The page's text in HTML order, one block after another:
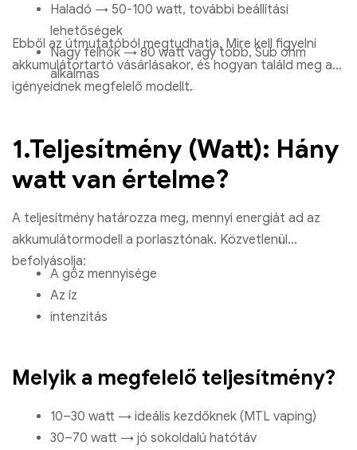
Haladó → 50-100 watt, további beállítási
lehetőségek
Nagy felhők → 80 watt vagy több, Sub ohm
alkalmas
Ebből az útmutatóból megtudhatja, Mire kell figyelni
akkumulátortartó vásárlásakor, és hogyan találd meg az
igényeidnek megfelelő modellt.
1.Teljesítmény (Watt): Hány
watt van értelme?
A teljesítmény határozza meg, mennyi energiát ad az
akkumulátormodell a porlasztónak. Közvetlenül
befolyásolja:
A gőz mennyisége
Az íz
intenzitás
Melyik a megfelelő teljesítmény?
10–30 watt → ideális kezdőknek (MTL vaping)
30–70 watt → jó sokoldalú hatótáv